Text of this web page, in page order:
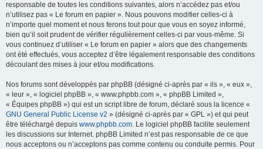
responsable de toutes les conditions suivantes, alors n’accédez pas et/ou
n’utilisez pas « Le forum en papier ». Nous pouvons modifier celles-ci à
n’importe quel moment et nous ferons tout pour que vous en soyez informé,
bien qu’il soit prudent de vérifier régulièrement celles-ci par vous-même. Si
vous continuez d’utiliser « Le forum en papier » alors que des changements
ont été effectués, vous acceptez d’être légalement responsable des conditions
découlant des mises à jour et/ou modifications.
Nos forums sont développés par phpBB (désigné ci-après par « ils », « eux »,
« leur », « logiciel phpBB », « www.phpbb.com », « phpBB Limited »,
« Équipes phpBB ») qui est un script libre de forum, déclaré sous la licence «
GNU General Public License v2 » (désigné ci-après par « GPL ») et qui peut
être téléchargé depuis www.phpbb.com. Le logiciel phpBB facilite seulement
les discussions sur Internet. phpBB Limited n’est pas responsable de ce que
nous acceptons ou n’acceptons pas comme contenu ou conduite permis. Pour